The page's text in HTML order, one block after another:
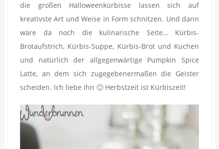
die großen Halloweenkürbisse lassen sich auf
kreativste Art und Weise in Form schnitzen. Und dann
wäre da noch die kulinarische Seite… Kürbis-
Brotaufstrich, Kürbis-Suppe, Kürbis-Brot und Kuchen
und natürlich der allgegenwärtige Pumpkin Spice
Latte, an dem sich zugegebenermaßen die Geister
scheiden. Ich liebe ihn 🙂 Herbstzeit ist Kürbiszeit!